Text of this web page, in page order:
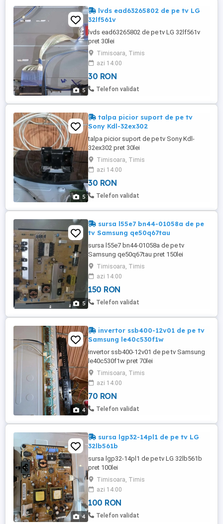
5
lvds ead63265802 de pe tv LG
32lf561v
lvds ead63265802 de pe tv LG 32lf561v
pret 30lei
Timisoara, Timis
azi 14:00
30 RON
Telefon validat
5
talpa picior suport de pe tv
Sony Kdl-32ex302
talpa picior suport de pe tv Sony Kdl-
32ex302 pret 30lei
Timisoara, Timis
azi 14:00
30 RON
Telefon validat
5
sursa l55e7 bn44-01058a de pe
tv Samsung qe50q67tau
sursa l55e7 bn44-01058a de pe tv
Samsung qe50q67tau pret 150lei
Timisoara, Timis
azi 14:00
150 RON
Telefon validat
4
invertor ssb400-12v01 de pe tv
Samsung le40c530f1w
invertor ssb400-12v01 de pe tv Samsung
le40c530f1w pret 70lei
Timisoara, Timis
azi 14:00
70 RON
Telefon validat
4
sursa lgp32-14pl1 de pe tv LG
32lb561b
sursa lgp32-14pl1 de pe tv LG 32lb561b
pret 100lei
Timisoara, Timis
azi 14:00
100 RON
Telefon validat